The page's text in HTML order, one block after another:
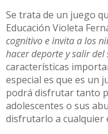
Se trata de un juego
Educación Violeta
cognitivo e invita a los
hacer deporte y salir del
características
especial es que es un
podrá disfrutar tanto
adolescentes o sus
disfrutarlo a cualquier